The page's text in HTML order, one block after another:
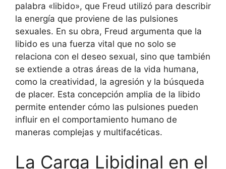
palabra «libido», que Freud utilizó para describir
la energía que proviene de las pulsiones
sexuales. En su obra, Freud argumenta que la
libido es una fuerza vital que no solo se
relaciona con el deseo sexual, sino que también
se extiende a otras áreas de la vida humana,
como la creatividad, la agresión y la búsqueda
de placer. Esta concepción amplia de la libido
permite entender cómo las pulsiones pueden
influir en el comportamiento humano de
maneras complejas y multifacéticas.
La Carga Libidinal en el